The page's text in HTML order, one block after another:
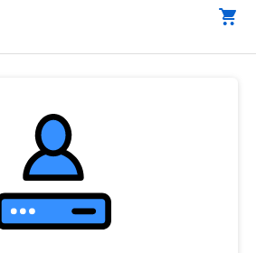
| Agencia de Marketing